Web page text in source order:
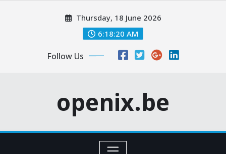
Thursday, 18 June 2026
6:18:21 AM
Follow Us
openix.be